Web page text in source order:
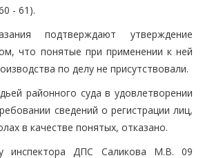
- 61).
подтверждают утверждение
что понятые при применении к ней
по делу не присутствовали.
районного суда в удовлетворении
сведений о регистрации лиц,
в качестве понятых, отказано.
инспектора ДПС Саликова М.В. 09